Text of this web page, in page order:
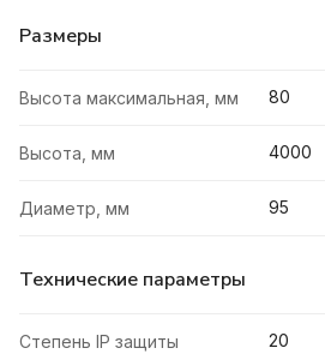
Размеры
Высота максимальная, мм 80
Высота, мм 4000
Диаметр, мм 95
Технические параметры
Степень IP защиты 20